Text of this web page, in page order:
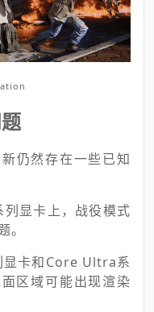
仍然存在一些已知
列显卡上，战役模式
。
显卡和Core Ultra系
区域可能出现渲染